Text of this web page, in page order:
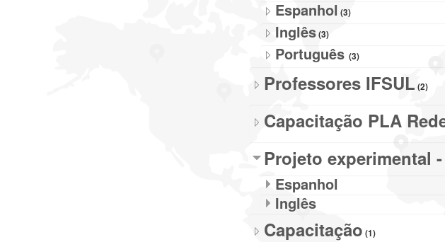
Espanhol (3)
Inglês(3)
Português (3)
Professores IFSUL (2)
Capacitação PLA
Projeto experimental
Espanhol
Inglês
Capacitação (1)